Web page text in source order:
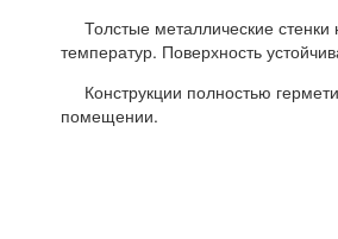
Толстые металлические
температур. Поверхность
Конструкции полностью
помещении.